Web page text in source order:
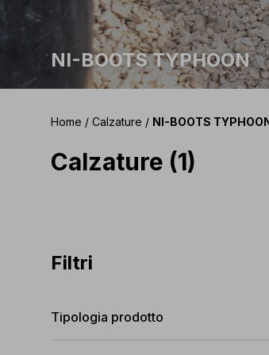
NI-BOOTS TYPHOON
Home / Calzature / NI-BOOTS
Calzature (1)
Filtri
Tipologia prodotto